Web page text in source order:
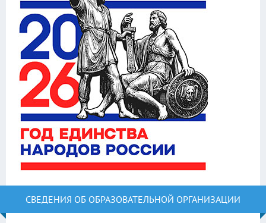
СВЕДЕНИЯ ОБ ОБРАЗОВАТЕЛЬНОЙ ОРГАНИЗАЦИИ